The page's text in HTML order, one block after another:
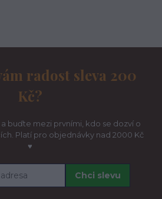
radost sleva 200
Kč?
buďte mezi prvními, kdo se dozví o
Platí pro objednávky nad 2000 Kč
♥
Chci slevu